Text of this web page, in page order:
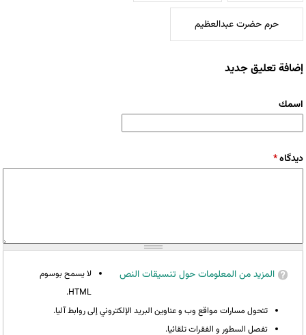
حرم حضرت عبدالعظیم
إضافة تعليق جديد
‏اسمك ‏
‏دیدگاه ‏*
المزيد من المعلومات حول تنسيقات النص
لا يسمح بوسوم
HTML.
تتحول مسارات مواقع وب و عناوين البريد الإلكتروني إلى روابط آليا.
تفصل السطور و الفقرات تلقائيا.